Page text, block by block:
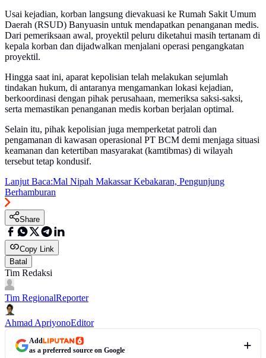
Usai kejadian, korban langsung dievakuasi ke Rumah Sakit Umum
Daerah (RSUD) Banyuasin untuk mendapatkan penanganan medis.
Dari pemeriksaan awal, proyektil peluru diketahui masih tertanam di
kepala korban dan dijadwalkan menjalani operasi pengangkatan
proyektil.
Hingga saat ini, aparat kepolisian telah melakukan sejumlah
tindakan hukum, di antaranya mengamankan lokasi kejadian,
berkoordinasi dengan pihak perusahaan, memeriksa saksi-saksi,
serta memastikan penanganan medis korban berjalan optimal.
Selain itu, pihak kepolisian juga memperketat patroli dan
pengamanan di kawasan operasional PT BCM demi menjaga situasi
keamanan dan ketertiban masyarakat (kamtibmas) di wilayah
tersebut tetap kondusif.
Lanjut Baca:Mal Nipah Makassar Kebakaran, Pengunjung
Berhamburan
Share
Copy Link
Batal
Tim Redaksi
Tim RegionalReporter
Ahmad ApriyonoEditor
Add
as a preferred source on Google